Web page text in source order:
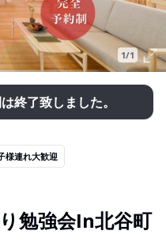
1/1
終了致しました。
様連れ大歓迎
勉強会In北谷町